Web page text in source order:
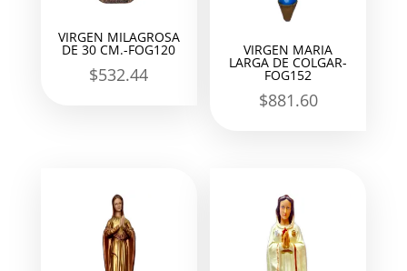
VIRGEN MILAGROSA
DE 30 CM.-FOG120
$532.44
VIRGEN MARIA
LARGA DE COLGAR-
FOG152
$881.60